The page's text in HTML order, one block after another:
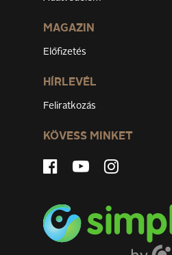
MAGAZIN
Előfizetés
HÍRLEVÉL
Feliratkozás
KÖVESS MINKET